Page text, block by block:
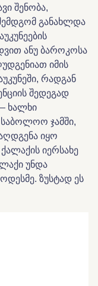
შენობა,
განახლდა
ანუ ბაროკოსა
იმის
რადგან
შედეგად
ხალხი
ჯამში,
იყო
იერსახე
უნდა
ზუსტად ეს